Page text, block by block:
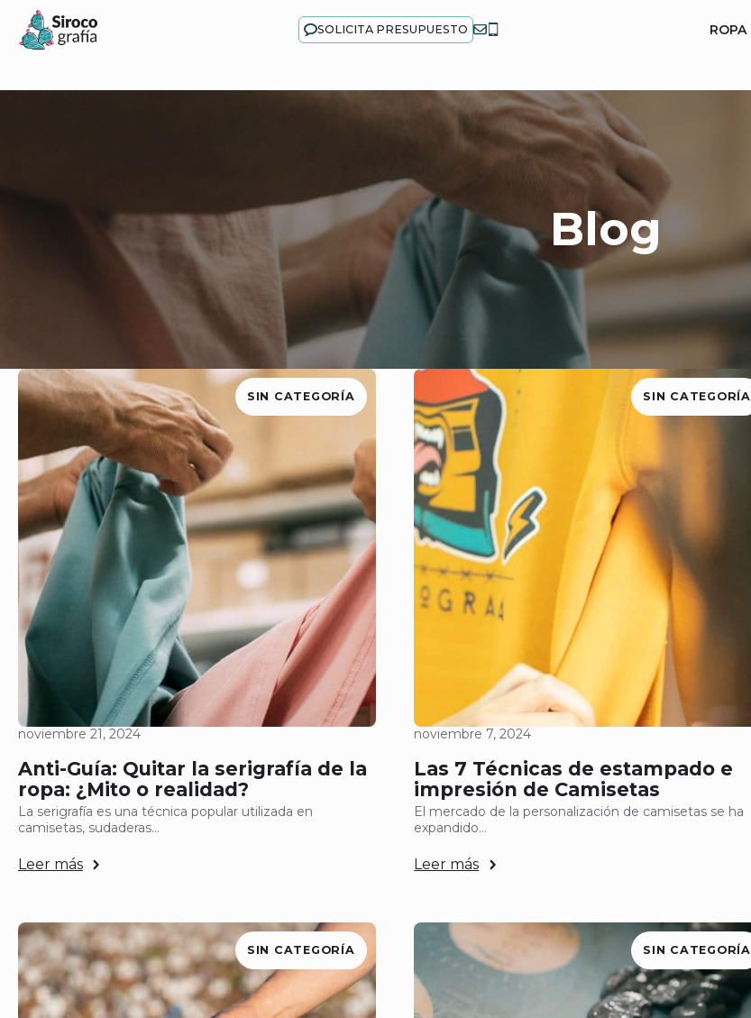
SOLICITA PRESUPUESTO ROPA
Blog
Anti-Guía: Quitar la serigrafía de la
ropa: ¿Mito o realidad?
noviembre 21, 2024
SIN CATEGORÍA
La serigrafía es una técnica popular utilizada en
camisetas, sudaderas…
Leer más
Las 7 Técnicas de estampado e
impresión de Camisetas
noviembre 7, 2024
SIN CATEGORÍA
El mercado de la personalización de camisetas se ha
expandido…
Leer más
SIN CATEGORÍA SIN CATEGORÍA